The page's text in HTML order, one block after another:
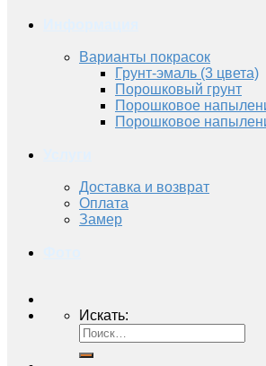
Варианты покрасок
Грунт-эмаль (3 цвета)
Порошковый грунт
Порошковое
Порошковое
Доставка и возврат
Оплата
Замер
Искать: